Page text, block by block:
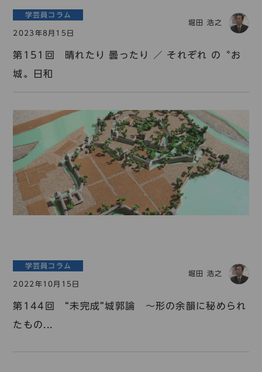
学芸員コラム
2023年8月15日
堀田 浩之
第151回 晴れたり 曇ったり ／ それぞれ の〝お
城〟日和
学芸員コラム
2022年10月15日
堀田 浩之
第144回 “未完成”城郭論 ～形の余韻に秘められ
たもの...